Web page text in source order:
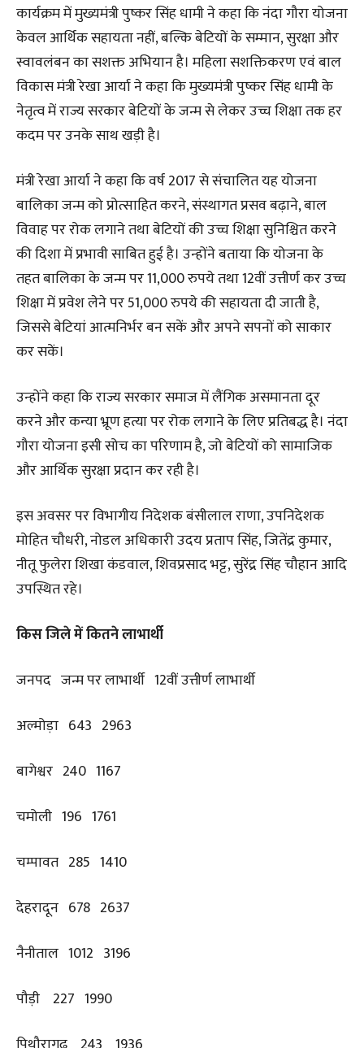
कार्यक्रम में मुख्यमंत्री पुष्कर सिंह धामी ने कहा कि नंदा गौरा योजना
केवल आर्थिक सहायता नहीं, बल्कि बेटियों के सम्मान, सुरक्षा और
स्वावलंबन का सशक्त अभियान है। महिला सशक्तिकरण एवं बाल
विकास मंत्री रेखा आर्या ने कहा कि मुख्यमंत्री पुष्कर सिंह धामी के
नेतृत्व में राज्य सरकार बेटियों के जन्म से लेकर उच्च शिक्षा तक हर
कदम पर उनके साथ खड़ी है।
मंत्री रेखा आर्या ने कहा कि वर्ष 2017 से संचालित यह योजना
बालिका जन्म को प्रोत्साहित करने, संस्थागत प्रसव बढ़ाने, बाल
विवाह पर रोक लगाने तथा बेटियों की उच्च शिक्षा सुनिश्चित करने
की दिशा में प्रभावी साबित हुई है। उन्होंने बताया कि योजना के
तहत बालिका के जन्म पर 11,000 रुपये तथा 12वीं उत्तीर्ण कर उच्च
शिक्षा में प्रवेश लेने पर 51,000 रुपये की सहायता दी जाती है,
जिससे बेटियां आत्मनिर्भर बन सकें और अपने सपनों को साकार
कर सकें।
उन्होंने कहा कि राज्य सरकार समाज में लैंगिक असमानता दूर
करने और कन्या भ्रूण हत्या पर रोक लगाने के लिए प्रतिबद्ध है। नंदा
गौरा योजना इसी सोच का परिणाम है, जो बेटियों को सामाजिक
और आर्थिक सुरक्षा प्रदान कर रही है।
इस अवसर पर विभागीय निदेशक बंसीलाल राणा, उपनिदेशक
मोहित चौधरी, नोडल अधिकारी उदय प्रताप सिंह, जितेंद्र कुमार,
नीतू फुलेरा शिखा कंडवाल, शिवप्रसाद भट्ट, सुरेंद्र सिंह चौहान आदि
उपस्थित रहे।
किस जिले में कितने लाभार्थी
जनपद जन्म पर लाभार्थी 12वीं उत्तीर्ण लाभार्थी
अल्मोड़ा 643 2963
बागेश्वर 240 1167
चमोली 196 1761
चम्पावत 285 1410
देहरादून 678 2637
नैनीताल 1012 3196
पौड़ी 227 1990